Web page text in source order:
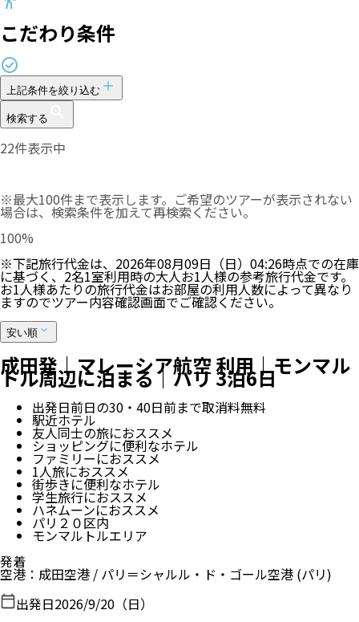
こだわり条件
上記条件を絞り込む
検索する
22件表示中
※最大100件まで表示します。ご希望のツアーが表示されない
場合は、検索条件を加えて再検索ください。
100%
※下記旅行代金は、 2026年08月09日（日）04:26時点での在庫
に基づく、2名1室利用時の大人お1人様の参考旅行代金です。
お1人様あたりの旅行代金はお部屋の利用人数によって異なり
ますのでツアー内容確認画面でご確認ください。
安い順
成田発｜マレーシア航空 利用｜モンマル
トル周辺に泊まる｜パリ 3泊6日
出発日前日の30・40日前まで取消料無料
駅近ホテル
友人同士の旅におススメ
ショッピングに便利なホテル
ファミリーにおススメ
1人旅におススメ
街歩きに便利なホテル
学生旅行におススメ
ハネムーンにおススメ
パリ２０区内
モンマルトルエリア
発着
空港 ： 成田空港 / パリ＝シャルル・ド・ゴール空港 (パリ)
出発日2026/9/20（日）